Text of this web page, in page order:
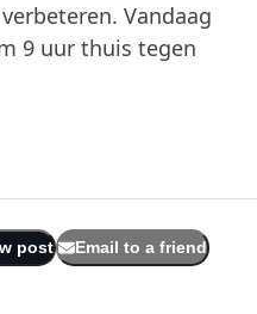
Vandaag
9 uur thuis tegen
post Email to a friend